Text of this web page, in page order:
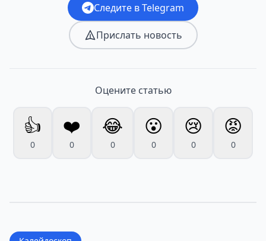
Следите в Telegram
Прислать новость
Оцените статью
👍
0
❤️
0
😂
0
😮
0
😢
0
😡
0